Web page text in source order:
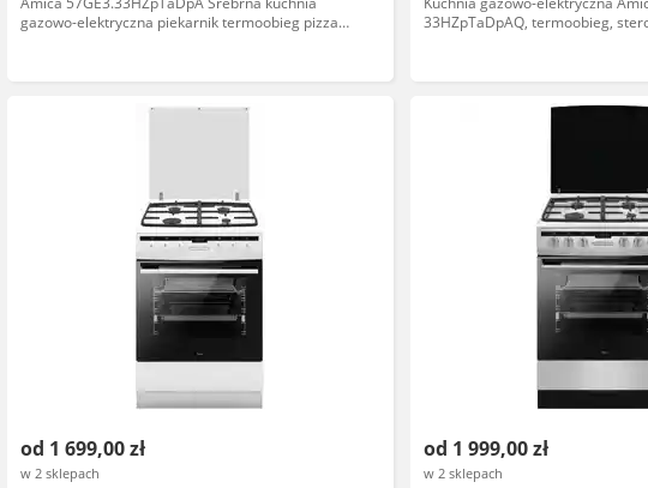
gazowo-elektryczna piekarnik termoobieg pizza
33HZpTaDpAQ, termoobieg,
od 1 699,00 zł
w 2 sklepach
od 1 999,00 zł
w 2 sklepach